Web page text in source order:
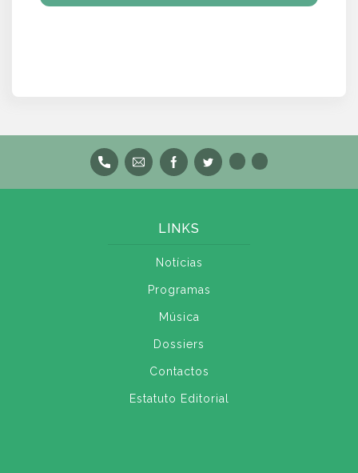
LINKS
Notícias
Programas
Música
Dossiers
Contactos
Estatuto Editorial